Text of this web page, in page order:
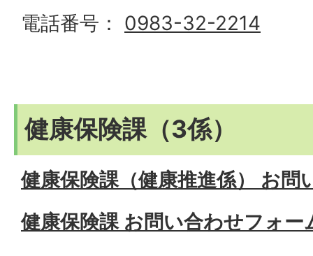
電話番号： 0983-32-2214
健康保険課（3係）
健康保険課（健康推進係） お問
健康保険課 お問い合わせフォー